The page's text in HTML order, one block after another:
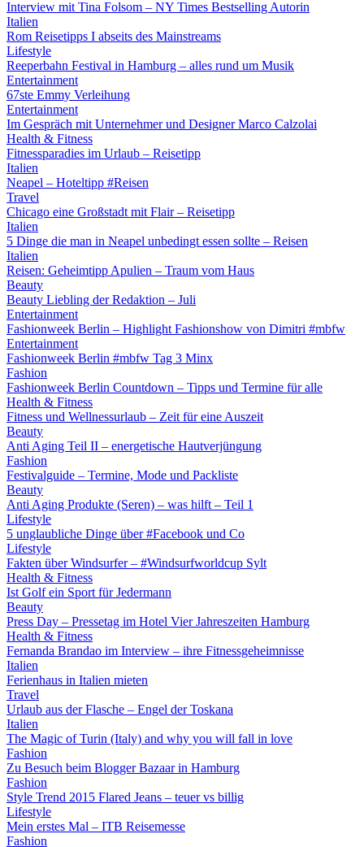
Interview mit Tina Folsom – NY Times Bestselling Autorin
Italien
Rom Reisetipps I abseits des Mainstreams
Lifestyle
Reeperbahn Festival in Hamburg – alles rund um Musik
Entertainment
67ste Emmy Verleihung
Entertainment
Im Gespräch mit Unternehmer und Designer Marco Calzolai
Health & Fitness
Fitnessparadies im Urlaub – Reisetipp
Italien
Neapel – Hoteltipp #Reisen
Travel
Chicago eine Großstadt mit Flair – Reisetipp
Italien
5 Dinge die man in Neapel unbedingt essen sollte – Reisen
Italien
Reisen: Geheimtipp Apulien – Traum vom Haus
Beauty
Beauty Liebling der Redaktion – Juli
Entertainment
Fashionweek Berlin – Highlight Fashionshow von Dimitri #mbfw
Entertainment
Fashionweek Berlin #mbfw Tag 3 Minx
Fashion
Fashionweek Berlin Countdown – Tipps und Termine für alle
Health & Fitness
Fitness und Wellnessurlaub – Zeit für eine Auszeit
Beauty
Anti Aging Teil II – energetische Hautverjüngung
Fashion
Festivalguide – Termine, Mode und Packliste
Beauty
Anti Aging Produkte (Seren) – was hilft – Teil 1
Lifestyle
5 unglaubliche Dinge über #Facebook und Co
Lifestyle
Fakten über Windsurfer – #Windsurfworldcup Sylt
Health & Fitness
Ist Golf ein Sport für Jedermann
Beauty
Press Day – Pressetag im Hotel Vier Jahreszeiten Hamburg
Health & Fitness
Fernanda Brandao im Interview – ihre Fitnessgeheimnisse
Italien
Ferienhaus in Italien mieten
Travel
Urlaub aus der Flasche – Engel der Toskana
Italien
The Magic of Turin (Italy) and why you will fall in love
Fashion
Zu Besuch beim Blogger Bazaar in Hamburg
Fashion
Style Trend 2015 Flared Jeans – teuer vs billig
Lifestyle
Mein erstes Mal – ITB Reisemesse
Fashion